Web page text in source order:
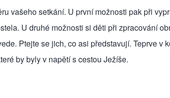
vašeho setkání. U první možnosti pak při
U druhé možnosti si děti při zpracování
Ptejte se jich, co asi představují. Teprve v
by byly v napětí s cestou Ježíše.